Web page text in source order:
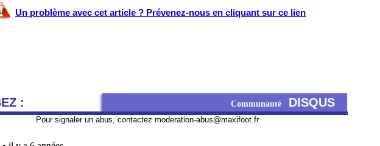
Un problème avec cet article ? Prévenez-nous en cliquant sur ce lien
: Communauté DISQUS
Pour signaler un abus, contactez moderation-abus@maxifoot.fr